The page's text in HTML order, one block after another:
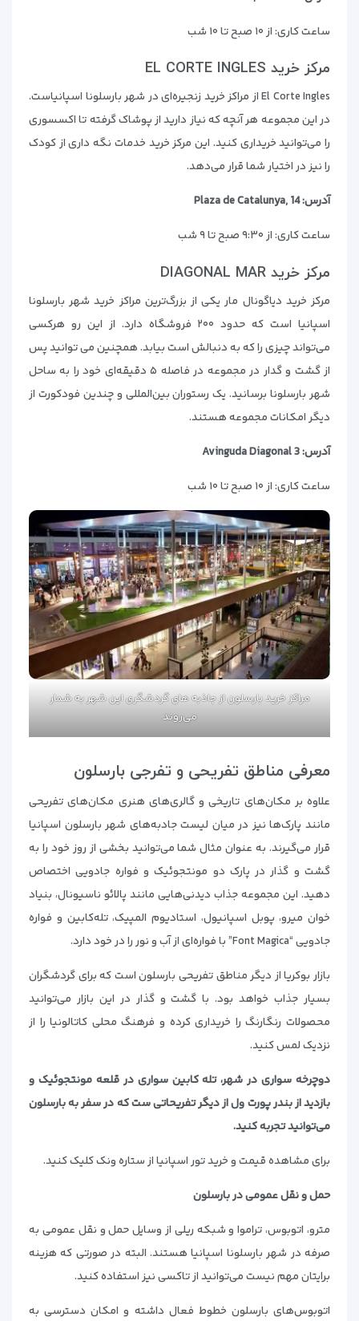
ساعت کاری: از ۱۰ صبح تا ۱۰ شب
مرکز خرید EL CORTE INGLES
El Corte Ingles از مراکز خرید زنجیره‌ای در شهر بارسلونا اسپانیاست.
در این مجموعه هر آنچه که نیاز دارید از پوشاک گرفته تا اکسسوری
را می‌توانید خریداری کنید. این مرکز خرید خدمات نگه داری از کودک
را نیز در اختیار شما قرار می‌دهد.
آدرس: Plaza de Catalunya, 14
ساعت کاری: از ۹:۳۰ صبح تا ۹ شب
مرکز خرید DIAGONAL MAR
مرکز خرید دیاگونال مار یکی از بزرگ‌ترین مراکز خرید شهر بارسلونا
اسپانیا است که حدود ۲۰۰ فروشگاه دارد. از این رو هرکسی
می‌تواند چیزی را که به دنبالش است بیابد. همچنین می توانید پس
از گشت و گدار در مجموعه در فاصله ۵ دقیقه‌ای خود را به ساحل
شهر بارسلونا برسانید. یک رستوران بین‌المللی و چندین فودکورت از
دیگر امکانات مجموعه هستند.
آدرس: Avinguda Diagonal 3
ساعت کاری: از ۱۰ صبح تا ۱۰ شب
مراکز خرید بارسلون از جاذبه های گردشگری این شهر به شمار
می‌روند
معرفی مناطق تفریحی و تفرجی بارسلون
علاوه بر مکان‌های تاریخی و گالری‌های هنری مکان‌های تفریحی
مانند پارک‌ها نیز در میان لیست جادبه‌های شهر بارسلون اسپانیا
قرار می‌گیرند. به عنوان مثال شما می‌توانید بخشی از روز خود را به
گشت و گذار در پارک دو مونتجوئیک و فواره جادویی اختصاص
دهید. این مجموعه جذاب دیدنی‌هایی مانند پالائو ناسیونال، بنیاد
خوان میرو، پوبل اسپانیول، استادیوم المپیک، تله‌کابین و فواره
جادویی “Font Magica” با فواره‌ای از آب و نور را در خود دارد.
بازار بوکریا از دیگر مناطق تفریحی بارسلون است که برای گردشگران
بسیار جذاب خواهد بود. با گشت و گذار در این بازار می‌توانید
محصولات رنگارنگ را خریداری کرده و فرهنگ محلی کاتالونیا را از
نزدیک لمس کنید.
دوچرخه سواری در شهر، تله کابین سواری در قلعه مونتجوئیک و
بازدید از بندر پورت ول از دیگر تفریحاتی ست که در سفر به بارسلون
می‌توانید تجربه کنید.
برای مشاهده قیمت و خرید تور اسپانیا از ستاره ونک کلیک کنید.
حمل و نقل عمومی در بارسلون
مترو، اتوبوس، تراموا و شبکه ریلی از وسایل حمل و نقل عمومی به
صرفه در شهر بارسلونا اسپانیا هستند. البته در صورتی که هزینه
برایتان مهم نیست می‌توانید از تاکسی نیز استفاده کنید.
اتوبوس‌های بارسلون خطوط فعال داشته و امکان دسترسی به